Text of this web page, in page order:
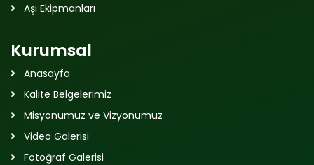
Aşı Ekipmanları
Kurumsal
Anasayfa
Kalite Belgelerimiz
Misyonumuz ve Vizyonumuz
Video Galerisi
Fotoğraf Galerisi